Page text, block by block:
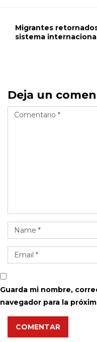
Migrantes
sistema
Deja un
Guarda mi nombre,
navegador para la
COMENTAR